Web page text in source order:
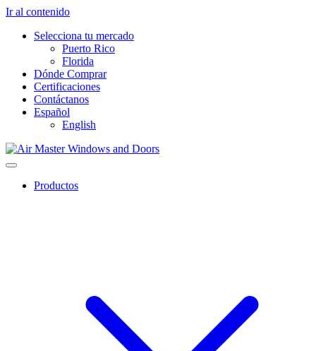
Ir al contenido
Selecciona tu mercado
Puerto Rico
Florida
Dónde Comprar
Certificaciones
Contáctanos
Español
English
Productos